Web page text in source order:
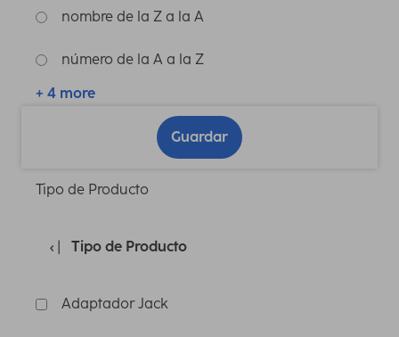
nombre de la Z a la A
número de la A a la Z
+ 4 more
Guardar
Tipo de Producto
Tipo de Producto
Adaptador Jack